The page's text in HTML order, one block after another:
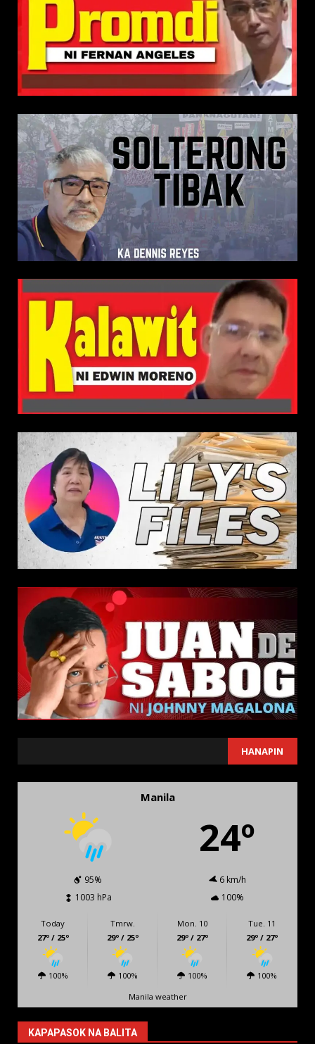
HANAPIN
Manila
24º
95%
6 km/h
1003 hPa
100%
Today
27º / 25º
100%
Tmrw.
29º / 25º
100%
Mon. 10
29º / 27º
100%
Tue. 11
29º / 27º
100%
Manila weather
KAPAPASOK NA BALITA